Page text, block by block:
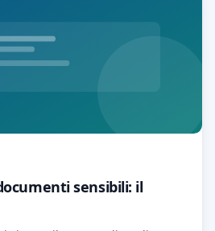
sensibili: il